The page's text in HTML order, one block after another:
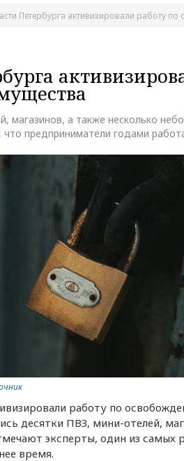
Петербурга активизировали работу
магазинов, а также несколько
предприниматели годами
работу по
десятки ПВЗ, мини-отелей,
эксперты, один из самых
время.